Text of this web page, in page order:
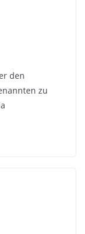
den
zu